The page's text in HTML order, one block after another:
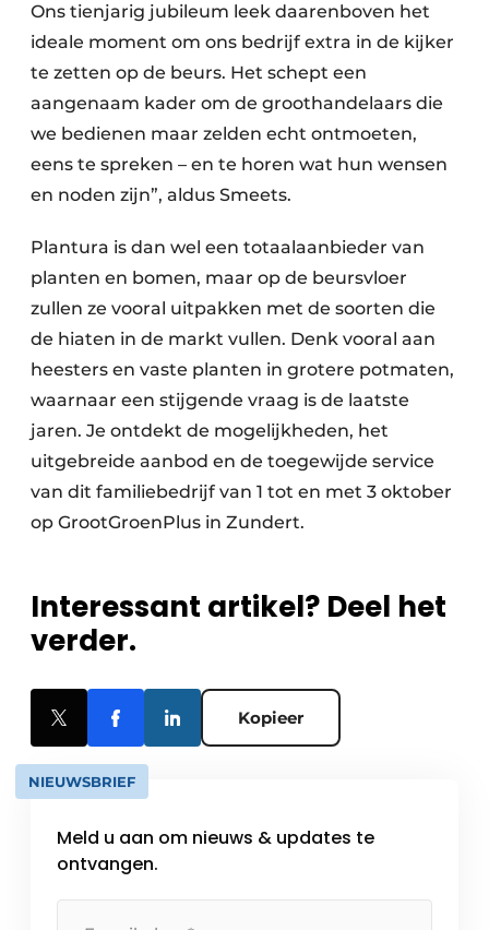
Ons tienjarig jubileum leek daarenboven het
ideale moment om ons bedrijf extra in de kijker
te zetten op de beurs. Het schept een
aangenaam kader om de groothandelaars die
we bedienen maar zelden echt ontmoeten,
eens te spreken – en te horen wat hun wensen
en noden zijn”, aldus Smeets.
Plantura is dan wel een totaalaanbieder van
planten en bomen, maar op de beursvloer
zullen ze vooral uitpakken met de soorten die
de hiaten in de markt vullen. Denk vooral aan
heesters en vaste planten in grotere potmaten,
waarnaar een stijgende vraag is de laatste
jaren. Je ontdekt de mogelijkheden, het
uitgebreide aanbod en de toegewijde service
van dit familiebedrijf van 1 tot en met 3 oktober
op GrootGroenPlus in Zundert.
Interessant artikel? Deel het
verder.
Kopieer
NIEUWSBRIEF
Meld u aan om nieuws & updates te
ontvangen.